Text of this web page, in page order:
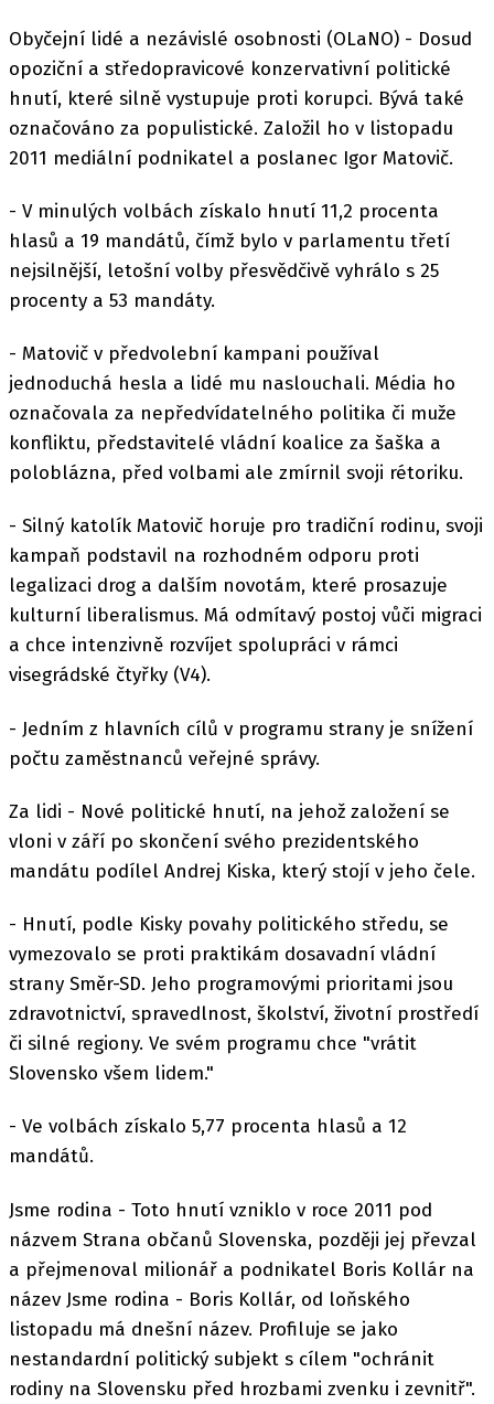
Obyčejní lidé a nezávislé osobnosti (OLaNO) - Dosud
opoziční a středopravicové konzervativní politické
hnutí, které silně vystupuje proti korupci. Bývá také
označováno za populistické. Založil ho v listopadu
2011 mediální podnikatel a poslanec Igor Matovič.
- V minulých volbách získalo hnutí 11,2 procenta
hlasů a 19 mandátů, čímž bylo v parlamentu třetí
nejsilnější, letošní volby přesvědčivě vyhrálo s 25
procenty a 53 mandáty.
- Matovič v předvolební kampani používal
jednoduchá hesla a lidé mu naslouchali. Média ho
označovala za nepředvídatelného politika či muže
konfliktu, představitelé vládní koalice za šaška a
poloblázna, před volbami ale zmírnil svoji rétoriku.
- Silný katolík Matovič horuje pro tradiční rodinu, svoji
kampaň podstavil na rozhodném odporu proti
legalizaci drog a dalším novotám, které prosazuje
kulturní liberalismus. Má odmítavý postoj vůči migraci
a chce intenzivně rozvíjet spolupráci v rámci
visegrádské čtyřky (V4).
- Jedním z hlavních cílů v programu strany je snížení
počtu zaměstnanců veřejné správy.
Za lidi - Nové politické hnutí, na jehož založení se
vloni v září po skončení svého prezidentského
mandátu podílel Andrej Kiska, který stojí v jeho čele.
- Hnutí, podle Kisky povahy politického středu, se
vymezovalo se proti praktikám dosavadní vládní
strany Směr-SD. Jeho programovými prioritami jsou
zdravotnictví, spravedlnost, školství, životní prostředí
či silné regiony. Ve svém programu chce "vrátit
Slovensko všem lidem."
- Ve volbách získalo 5,77 procenta hlasů a 12
mandátů.
Jsme rodina - Toto hnutí vzniklo v roce 2011 pod
názvem Strana občanů Slovenska, později jej převzal
a přejmenoval milionář a podnikatel Boris Kollár na
název Jsme rodina - Boris Kollár, od loňského
listopadu má dnešní název. Profiluje se jako
nestandardní politický subjekt s cílem "ochránit
rodiny na Slovensku před hrozbami zvenku i zevnitř".